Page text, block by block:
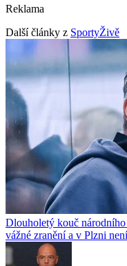
Reklama
Další články z SportyŽivě
Dlouholetý kouč
vážné zranění a v Plzni